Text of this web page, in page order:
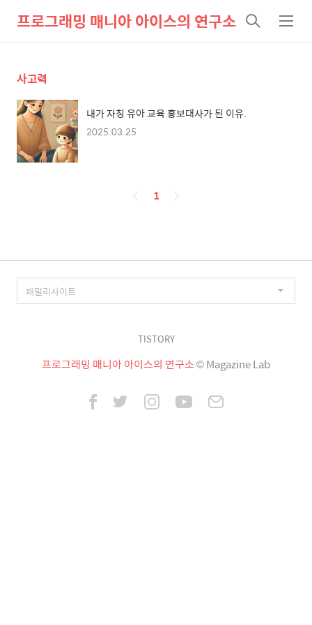
프로그래밍 매니아 아이스의 연구소
검
색
메
뉴
사고력
내가 자칭 유아 교육 홍보대사가 된 이유.
2025.03.25
페
1
TISTORY
프로그래밍 매니아 아이스의 연구소© Magazine Lab